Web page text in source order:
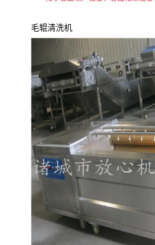
毛辊清洗机